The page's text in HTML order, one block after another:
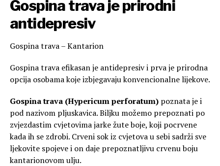
Gospina trava je prirodni
antidepresiv
Gospina trava – Kantarion
Gospina trava efikasan je antidepresiv i prva je prirodna
opcija osobama koje izbjegavaju konvencionalne lijekove.
Gospina trava (Hypericum perforatum) poznata je i
pod nazivom pljuskavica. Biljku možemo prepoznati po
zvjezdastim cvjetovima jarke žute boje, koji pocrvene
kada ih se zdrobi. Crveni sok iz cvjetova u sebi sadrži sve
ljekovite spojeve i on daje prepoznatljivu crvenu boju
kantarionovom ulju.